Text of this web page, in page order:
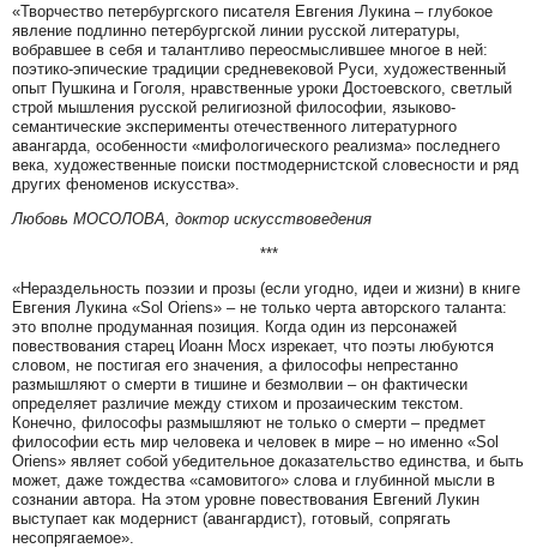
«Творчество петербургского писателя Евгения Лукина – глубокое
явление подлинно петербургской линии русской литературы,
вобравшее в себя и талантливо переосмыслившее многое в ней:
поэтико-эпические традиции средневековой Руси, художественный
опыт Пушкина и Гоголя, нравственные уроки Достоевского, светлый
строй мышления русской религиозной философии, языково-
семантические эксперименты отечественного литературного
авангарда, особенности «мифологического реализма» последнего
века, художественные поиски постмодернистской словесности и ряд
других феноменов искусства».
Любовь МОСОЛОВА, доктор искусствоведения
***
«Нераздельность поэзии и прозы (если угодно, идеи и жизни) в книге
Евгения Лукина «Sol Oriens» – не только черта авторского таланта:
это вполне продуманная позиция. Когда один из персонажей
повествования старец Иоанн Мосх изрекает, что поэты любуются
словом, не постигая его значения, а философы непрестанно
размышляют о смерти в тишине и безмолвии – он фактически
определяет различие между стихом и прозаическим текстом.
Конечно, философы размышляют не только о смерти – предмет
философии есть мир человека и человек в мире – но именно «Sol
Oriens» являет собой убедительное доказательство единства, и быть
может, даже тождества «самовитого» слова и глубинной мысли в
сознании автора. На этом уровне повествования Евгений Лукин
выступает как модернист (авангардист), готовый, сопрягать
несопрягаемое».